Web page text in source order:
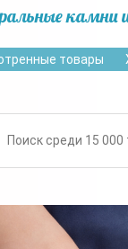
камни
товары